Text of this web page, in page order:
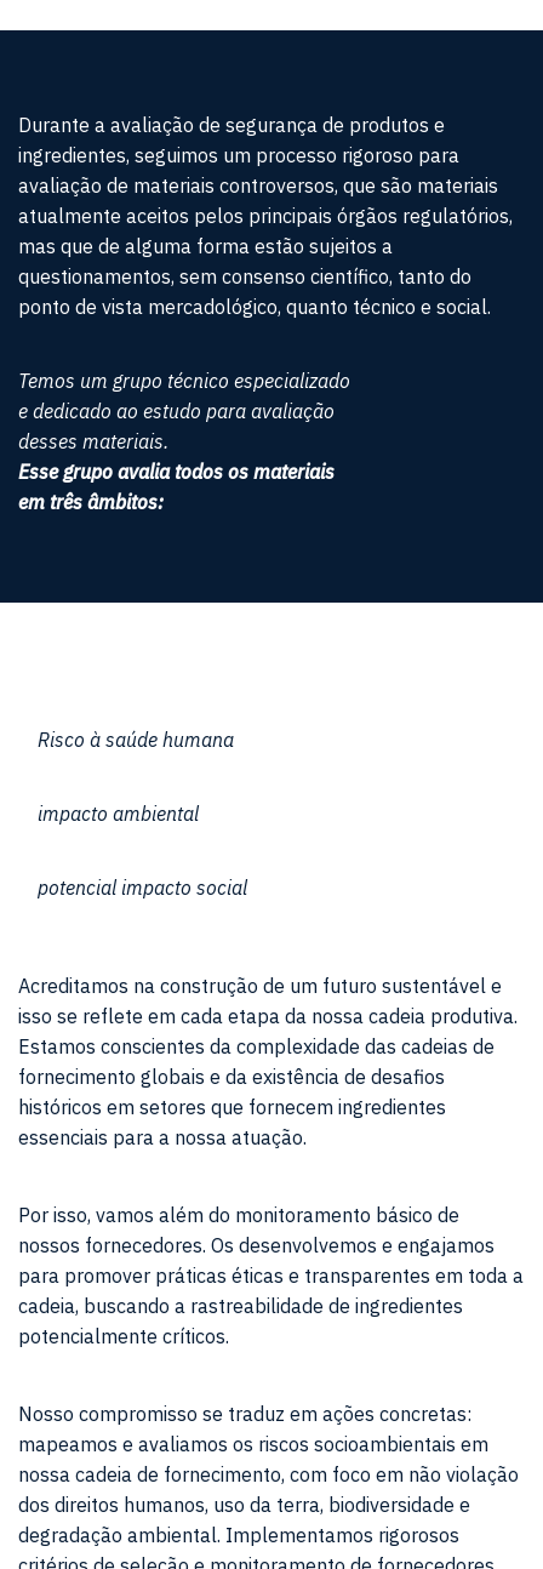
Durante a avaliação de segurança de produtos e
ingredientes, seguimos um processo rigoroso para
avaliação de materiais controversos, que são materiais
atualmente aceitos pelos principais órgãos regulatórios,
mas que de alguma forma estão sujeitos a
questionamentos, sem consenso científico, tanto do
ponto de vista mercadológico, quanto técnico e social.
Temos um grupo técnico especializado
e dedicado ao estudo para avaliação
desses materiais.
Esse grupo avalia todos os materiais
em três âmbitos:
Risco à saúde humana
impacto ambiental
potencial impacto social
Acreditamos na construção de um futuro sustentável e
isso se reflete em cada etapa da nossa cadeia produtiva.
Estamos conscientes da complexidade das cadeias de
fornecimento globais e da existência de desafios
históricos em setores que fornecem ingredientes
essenciais para a nossa atuação.
Por isso, vamos além do monitoramento básico de
nossos fornecedores. Os desenvolvemos e engajamos
para promover práticas éticas e transparentes em toda a
cadeia, buscando a rastreabilidade de ingredientes
potencialmente críticos.
Nosso compromisso se traduz em ações concretas:
mapeamos e avaliamos os riscos socioambientais em
nossa cadeia de fornecimento, com foco em não violação
dos direitos humanos, uso da terra, biodiversidade e
degradação ambiental. Implementamos rigorosos